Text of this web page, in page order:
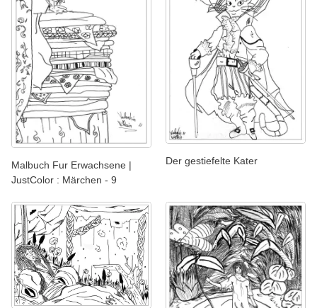
Malbuch Fur Erwachsene |
JustColor : Märchen - 9
Der gestiefelte Kater